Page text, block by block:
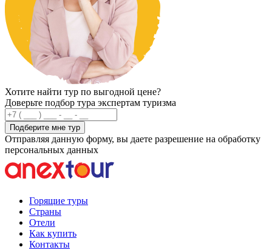
Хотите найти тур по выгодной цене?
Доверьте подбор тура экспертам туризма
Подберите мне тур
Отправляя данную форму, вы даете разрешение на обработку
персональных данных
Горящие туры
Страны
Отели
Как купить
Контакты